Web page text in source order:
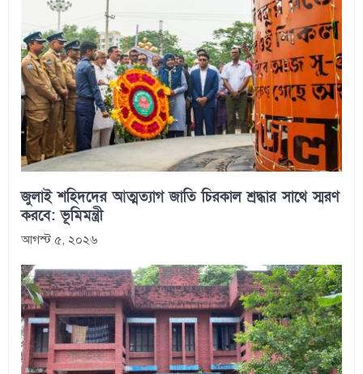
জুলাই শহিদদের আত্মত্যাগ জাতি চিরকাল শ্রদ্ধার সাথে স্মরণ
করবে: ভূমিমন্ত্রী
আগস্ট ৫, ২০২৬